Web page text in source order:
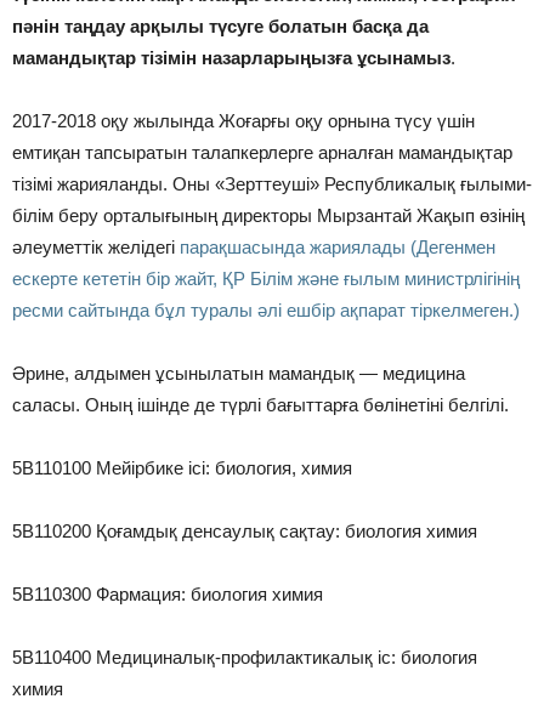
пәнін таңдау арқылы түсуге болатын басқа да
мамандықтар тізімін назарларыңызға ұсынамыз.
2017-2018 оқу жылында Жоғарғы оқу орнына түсу үшін
емтиқан тапсыратын талапкерлерге арналған мамандықтар
тізімі жарияланды. Оны «Зерттеуші» Республикалық ғылыми-
білім беру орталығының директоры Мырзантай Жақып өзінің
әлеуметтік желідегі парақшасында жариялады (Дегенмен
ескерте кететін бір жайт, ҚР Білім және ғылым министрлігінің
ресми сайтында бұл туралы әлі ешбір ақпарат тіркелмеген.)
Әрине, алдымен ұсынылатын мамандық — медицина
саласы. Оның ішінде де түрлі бағыттарға бөлінетіні белгілі.
5В110100 Мейірбике ісі: биология, химия
5В110200 Қоғамдық денсаулық сақтау: биология химия
5В110300 Фармация: биология химия
5В110400 Медициналық-профилактикалық іс: биология
химия